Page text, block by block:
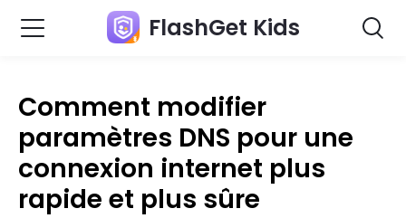
FlashGet Kids
Comment modifier
paramètres DNS pour une
connexion internet plus
rapide et plus sûre